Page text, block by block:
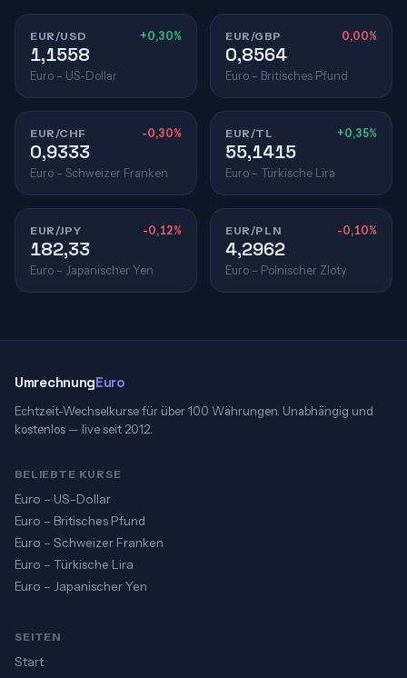
EUR/USD +0,30%
1,1558
Euro – US-Dollar
EUR/GBP 0,00%
0,8564
Euro – Britisches Pfund
EUR/CHF -0,30%
0,9333
Euro – Schweizer Franken
EUR/TL +0,35%
55,1415
Euro – Türkische Lira
EUR/JPY -0,12%
182,33
Euro – Japanischer Yen
EUR/PLN -0,10%
4,2962
Euro – Polnischer Zloty
UmrechnungEuro
Echtzeit-Wechselkurse für über 100 Währungen. Unabhängig und
kostenlos — live seit 2012.
BELIEBTE KURSE
Euro – US-Dollar
Euro – Britisches Pfund
Euro – Schweizer Franken
Euro – Türkische Lira
Euro – Japanischer Yen
SEITEN
Start